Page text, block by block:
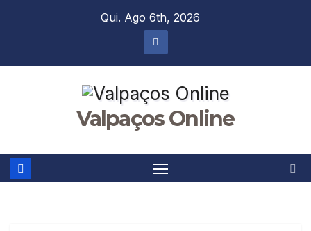
Qui. Ago 6th, 2026
Valpaços Online